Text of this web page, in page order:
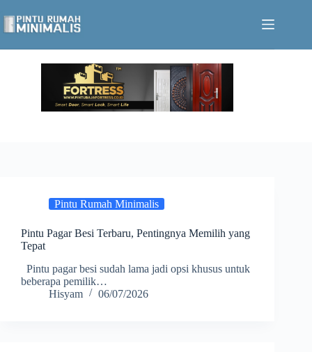
to
content
Pintu Rumah Minimalis
Pintu Pagar Besi Terbaru, Pentingnya Memilih yang
Tepat
Pintu pagar besi sudah lama jadi opsi khusus untuk
beberapa pemilik…
Hisyam
06/07/2026